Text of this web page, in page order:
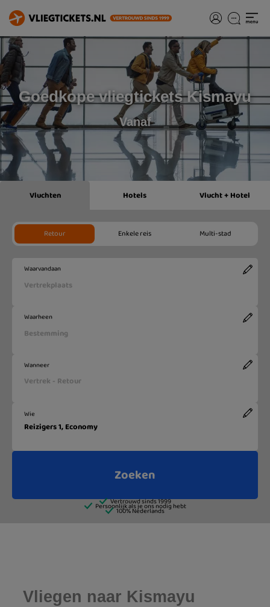
Goedkope vliegtickets Kismayu
Vanaf
Vliegen naar Kismayu